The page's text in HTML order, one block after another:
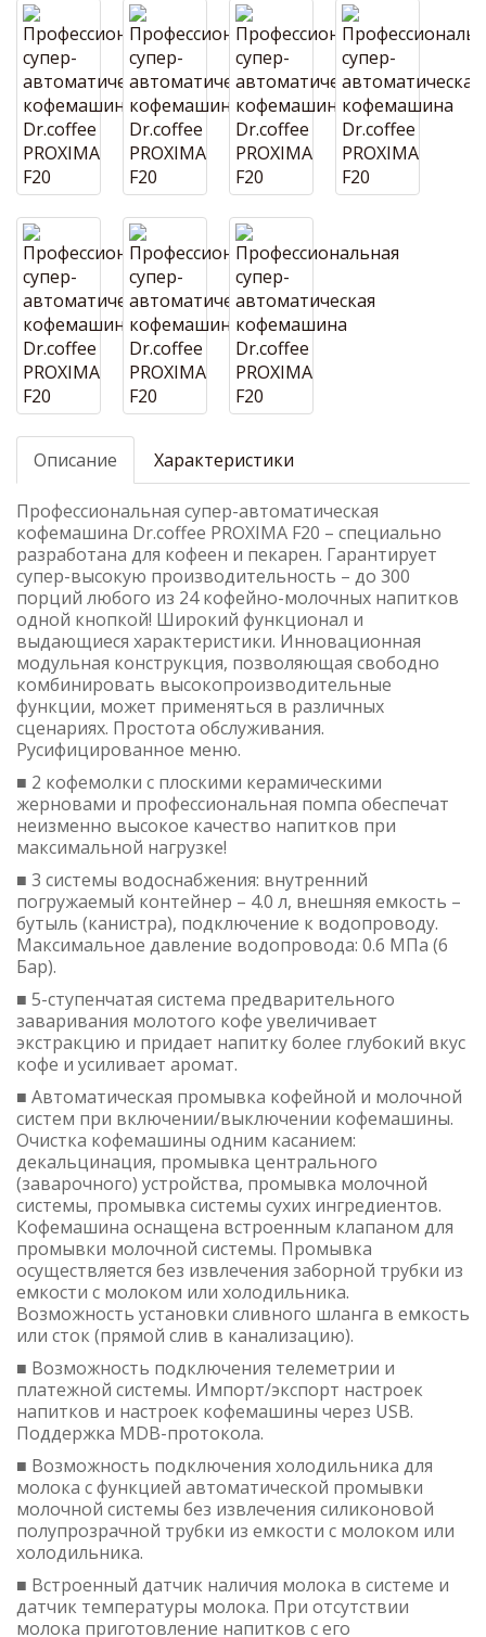
Описание Характеристики
Профессиональная супер-автоматическая
кофемашина Dr.coffee PROXIMA F20 – специально
разработана для кофеен и пекарен. Гарантирует
супер-высокую производительность – до 300
порций любого из 24 кофейно-молочных напитков
одной кнопкой! Широкий функционал и
выдающиеся характеристики. Инновационная
модульная конструкция, позволяющая свободно
комбинировать высокопроизводительные
функции, может применяться в различных
сценариях. Простота обслуживания.
Русифицированное меню.
■ 2 кофемолки с плоскими керамическими
жерновами и профессиональная помпа обеспечат
неизменно высокое качество напитков при
максимальной нагрузке!
■ 3 системы водоснабжения: внутренний
погружаемый контейнер – 4.0 л, внешняя емкость –
бутыль (канистра), подключение к водопроводу.
Максимальное давление водопровода: 0.6 МПа (6
Бар).
■ 5-ступенчатая система предварительного
заваривания молотого кофе увеличивает
экстракцию и придает напитку более глубокий вкус
кофе и усиливает аромат.
■ Автоматическая промывка кофейной и молочной
систем при включении/выключении кофемашины.
Очистка кофемашины одним касанием:
декальцинация, промывка центрального
(заварочного) устройства, промывка молочной
системы, промывка системы сухих ингредиентов.
Кофемашина оснащена встроенным клапаном для
промывки молочной системы. Промывка
осуществляется без извлечения заборной трубки из
емкости с молоком или холодильника.
Возможность установки сливного шланга в емкость
или сток (прямой слив в канализацию).
■ Возможность подключения телеметрии и
платежной системы. Импорт/экспорт настроек
напитков и настроек кофемашины через USB.
Поддержка MDB-протокола.
■ Возможность подключения холодильника для
молока с функцией автоматической промывки
молочной системы без извлечения силиконовой
полупрозрачной трубки из емкости с молоком или
холодильника.
■ Встроенный датчик наличия молока в системе и
датчик температуры молока. При отсутствии
молока приготовление напитков с его